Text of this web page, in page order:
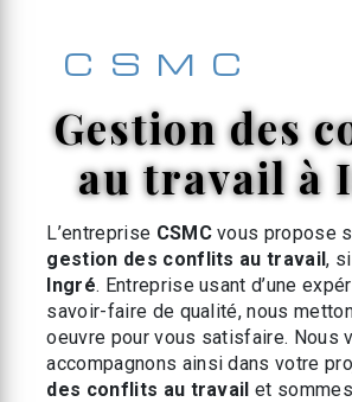
CSMC
gestion des conflits
au travail à
L’entreprise CSMCvous propose
gestion des conflits au travail,
Ingré. Entreprise usant d’une
savoir-faire de qualité, nous
oeuvre pour vous satisfaire. Nous
accompagnons ainsi dans votre
des conflits au travail et